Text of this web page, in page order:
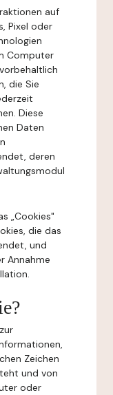
auf
Pixel oder
Computer
die Sie
Diese
Daten
deren
„Cookies"
die das
und
Annahme
Zeichen
und von
oder